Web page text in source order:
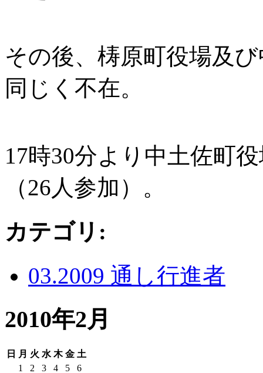
その後、梼原町役場及
同じく不在。
17時30分より中土佐町
（26人参加）。
カテゴリ :
03.2009 通し行進者
2010年2月
日 月 火 水 木 金 土
1
2 3 4 5
6